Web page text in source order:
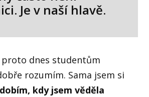
Je v naší hlavě.
proto dnes studentům
rozumím. Sama jsem si
kdy jsem věděla